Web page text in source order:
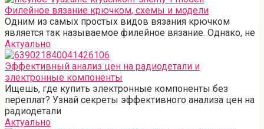
Филейное вязание крючком, схемы и модели
Одним из самых простых видов вязания крючком
является так называемое филейное вязание. Однако, не
Актуально
Эффективный анализ цен на радиодетали и
электронные компоненты
Ищешь, где купить электронные компоненты без
переплат? Узнай секреты эффективного анализа цен на
радиодетали
Актуально